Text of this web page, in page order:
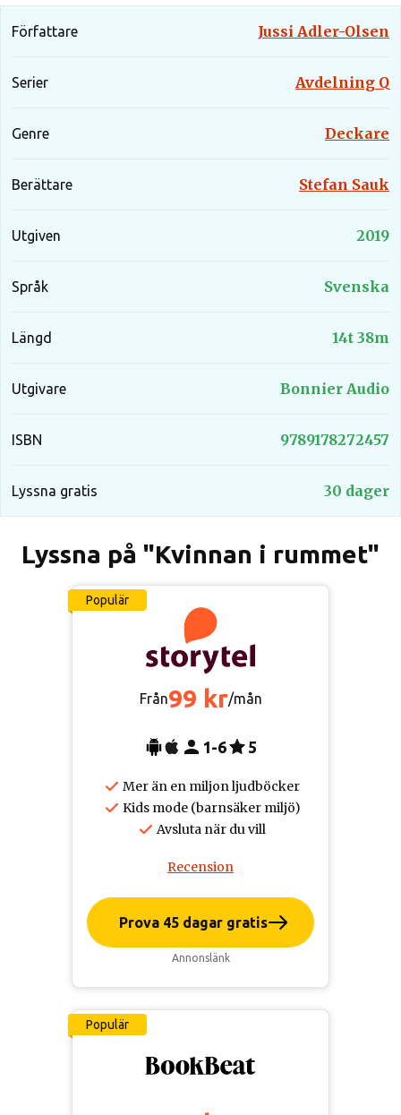
Författare Jussi Adler-Olsen
Serier Avdelning Q
Genre Deckare
Berättare Stefan Sauk
Utgiven 2019
Språk Svenska
Längd 14t 38m
Utgivare Bonnier Audio
ISBN 9789178272457
Lyssna gratis 30 dager
Lyssna på "Kvinnan i rummet"
Populär
Från99 kr/mån
1-6 5
Mer än en miljon ljudböcker
Kids mode (barnsäker miljö)
Avsluta när du vill
Recension
Prova 45 dagar gratis
Annonslänk
Populär